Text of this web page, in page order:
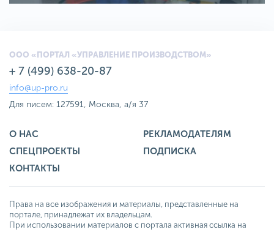
ООО «ПОРТАЛ «УПРАВЛЕНИЕ ПРОИЗВОДСТВОМ»
+ 7 (499) 638-20-87
info@up-pro.ru
Для писем: 127591, Москва, а/я 37
О НАС
РЕКЛАМОДАТЕЛЯМ
СПЕЦПРОЕКТЫ
ПОДПИСКА
КОНТАКТЫ
Права на все изображения и материалы, представленные на
портале, принадлежат их владельцам.
При использовании материалов с портала активная ссылка на